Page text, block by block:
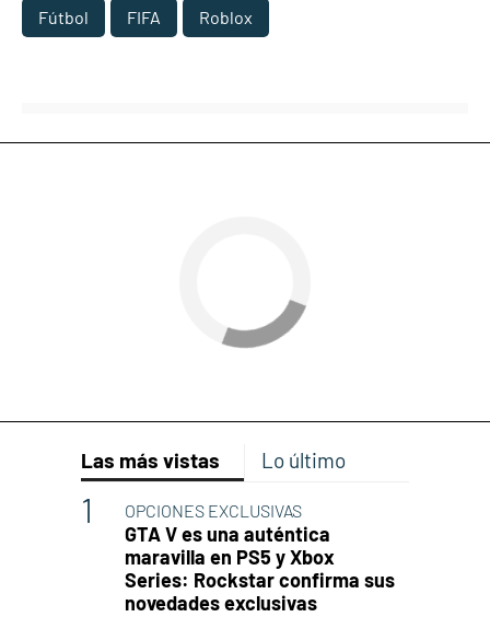
Fútbol FIFA Roblox
Las más vistas Lo último
OPCIONES EXCLUSIVAS
GTA V es una auténtica
maravilla en PS5 y Xbox
Series: Rockstar confirma sus
novedades exclusivas